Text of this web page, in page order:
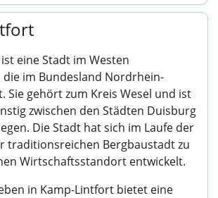
eine Stadt im Westen
die im Bundesland Nordrhein-
Sie gehört zum Kreis Wesel und ist
zwischen den Städten Duisburg
Die Stadt hat sich im Laufe der
traditionsreichen Bergbaustadt zu
Wirtschaftsstandort entwickelt.
in Kamp-Lintfort bietet eine